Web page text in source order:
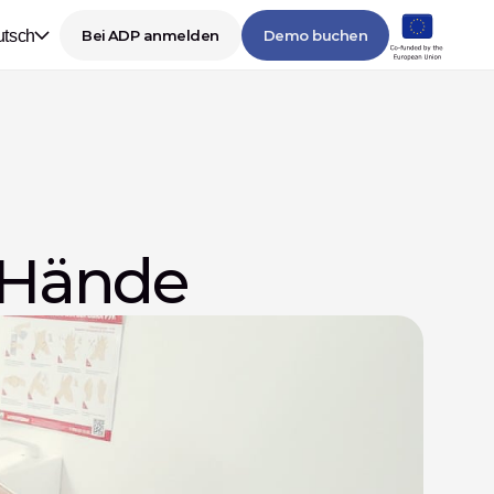
Bei ADP anmelden Demo buchen